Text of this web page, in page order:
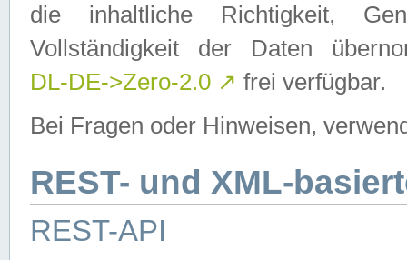
die inhaltliche Richtigkeit,
Vollständigkeit der Daten
DL-DE->Zero-2.0 ↗ frei verfügbar.
Bei Fragen oder Hinweisen,
REST- und XML-
REST-API